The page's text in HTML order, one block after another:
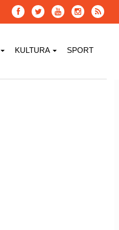
KULTURA SPORT